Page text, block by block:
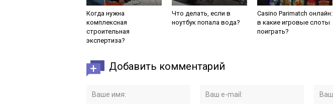
Когда нужна
комплексная
строительная
экспертиза?
Что делать, если в
ноутбук попала вода?
Casino Parimatch онлайн:
в какие игровые слоты
поиграть?
Добавить комментарий